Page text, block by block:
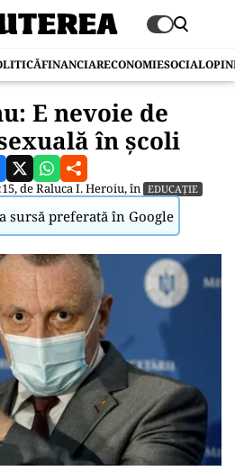
FINANCIARECONOMIESOCIAL
E nevoie de
în școli
deRaluca I. Heroiu, în EDUCAȚIE
sursă preferată în Google